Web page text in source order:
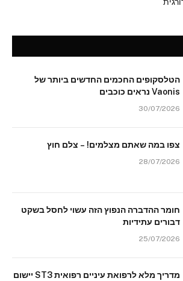
הטלסקופים החכמים החדשים ביותר של
Vaonis נראים כוכבים
30/07/2026
צפו במה שאתם מצלמים! – צלם חוץ
28/07/2026
חומר ההדברה הנפוץ הזה עשוי לחסל בשקט
דבורים עתידיות
25/07/2026
מדריך מלא לרפואת עיניים רפואית ST3 יישום